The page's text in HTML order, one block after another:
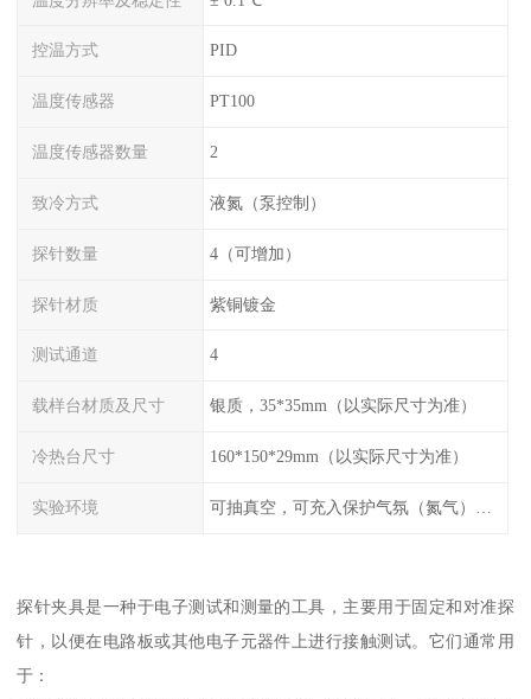
控温方式 PID
温度传感器 PT100
温度传感器数量 2
致冷方式 液氮（泵控制）
探针数量 4（可增加）
探针材质 紫铜镀金
测试通道 4
载样台材质及尺寸 银质，35*35mm（以实际尺寸为准）
冷热台尺寸 160*150*29mm（以实际尺寸为准）
实验环境
探针夹具是一种于电子测试和测量的工具，主要用于固定和对准探
针，以便在电路板或其他电子元器件上进行接触测试。它们通常用
于：